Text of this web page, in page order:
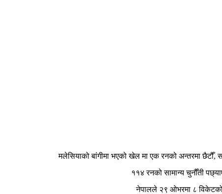
मलेसियाको बांगीमा भएको खेल मा एक रनको अन्तरमा छैटौँ,
११४ रनको सामान्य चुनौँती
नेपालले २९ ओभरमा ८ विकेटको